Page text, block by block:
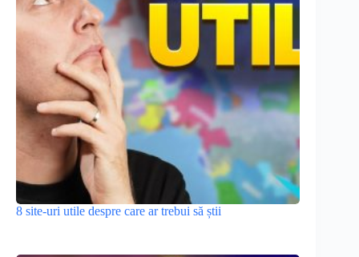
8 site-uri utile despre care ar trebui să știi